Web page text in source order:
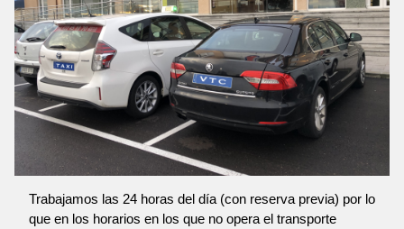
Trabajamos las 24 horas del día (con reserva previa) por lo
que en los horarios en los que no opera el transporte